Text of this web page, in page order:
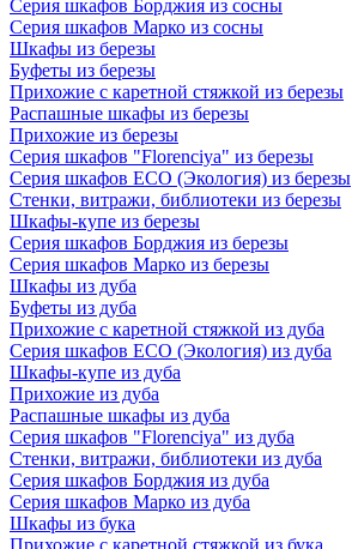
Серия шкафов Борджия из сосны
Серия шкафов Марко из сосны
Шкафы из березы
Буфеты из березы
Прихожие с каретной стяжкой из березы
Распашные шкафы из березы
Прихожие из березы
Серия шкафов "Florenciya" из березы
Серия шкафов ECO (Экология) из березы
Стенки, витражи, библиотеки из березы
Шкафы-купе из березы
Серия шкафов Борджия из березы
Серия шкафов Марко из березы
Шкафы из дуба
Буфеты из дуба
Прихожие с каретной стяжкой из дуба
Серия шкафов ECO (Экология) из дуба
Шкафы-купе из дуба
Прихожие из дуба
Распашные шкафы из дуба
Серия шкафов "Florenciya" из дуба
Стенки, витражи, библиотеки из дуба
Серия шкафов Борджия из дуба
Серия шкафов Марко из дуба
Шкафы из бука
Прихожие с каретной стяжкой из бука